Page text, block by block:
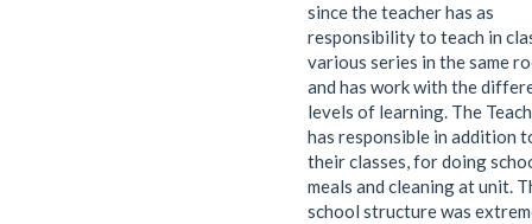
since the teacher has as
responsibility to teach in
various series in the same
and has work with the
levels of learning. The
has responsible in addition
their classes, for doing
meals and cleaning at unit.
school structure was